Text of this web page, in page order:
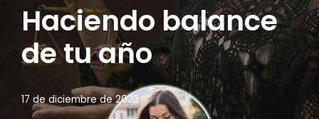
Haciendo balance
de tu año
17 de diciembre de 2023